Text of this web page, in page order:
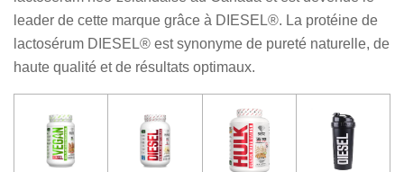
leader de cette marque grâce à DIESEL®. La protéine de
lactosérum DIESEL® est synonyme de pureté naturelle, de
haute qualité et de résultats optimaux.